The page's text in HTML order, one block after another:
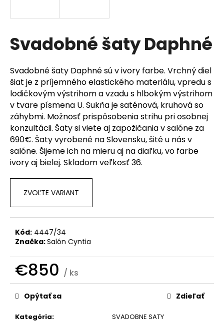
Svadobné šaty Daphné
Svadobné šaty Daphné sú v ivory farbe. Vrchný diel
šiat je z príjemného elastického materiálu, vpredu s
lodičkovým výstrihom a vzadu s hlbokým výstrihom
v tvare písmena U. Sukňa je saténová, kruhová so
záhybmi. Možnosť prispôsobenia strihu pri osobnej
konzultácii. Šaty si viete aj zapožičania v salóne za
690€. Šaty vyrobené na Slovensku, šité u nás v
salóne. Šijeme ich na mieru aj na diaľku, vo farbe
ivory aj bielej. Skladom veľkosť 36.
ZVOĽTE VARIANT
Kód: 4447/34
Značka:Salón Cyntia
€850 / ks
Jednotková
cena:
Kategória:
SVADOBNE SATY
Opýtať sa Zdieľať
s
ť
?
HĽADAŤ
O
p
r
ú
a
m
e